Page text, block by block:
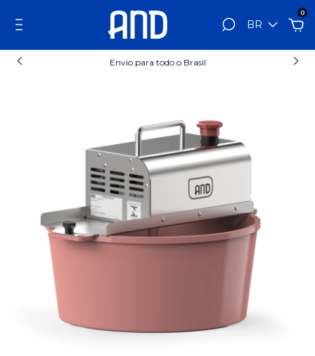
BR
0
Envio para todo o Brasil